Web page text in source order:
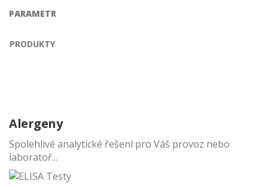
PARAMETR
PRODUKTY
Alergeny
Spolehlivé analytické řešení pro Váš provoz nebo
laboratoř...